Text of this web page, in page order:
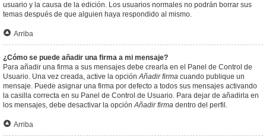
usuario y la causa de la edición. Los usuarios normales no podrán borrar sus
temas después de que alguien haya respondido al mismo.
Arriba
¿Cómo se puede añadir una firma a mi mensaje?
Para añadir una firma a sus mensajes debe crearla en el Panel de Control de
Usuario. Una vez creada, active la opciónAñadir firma cuando publique un
mensaje. Puede asignar una firma por defecto a todos sus mensajes activando
la casilla correcta en su Panel de Control de Usuario. Para dejar de añadirla en
los mensajes, debe desactivar la opciónAñadir firma dentro del perfil.
Arriba